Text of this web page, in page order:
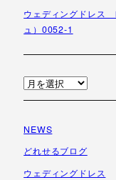
ウェディングドレス
ュ）0052-1
ア
ー
イ
ブ
NEWS
どれせるブログ
ウェディングドレス